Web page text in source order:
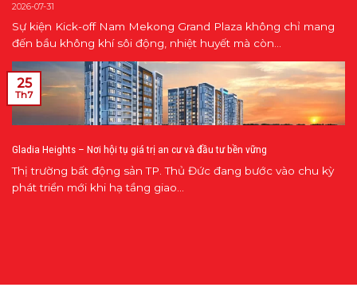
2026-07-31
Sự kiện Kick-off Nam Mekong Grand Plaza không chỉ mang
đến bầu không khí sôi động, nhiệt huyết mà còn...
Gladia Heights – Nơi hội tụ giá trị an cư và đầu tư bền vững
Thị trường bất động sản TP. Thủ Đức đang bước vào chu kỳ
phát triển mới khi hạ tầng giao...
25
Th7